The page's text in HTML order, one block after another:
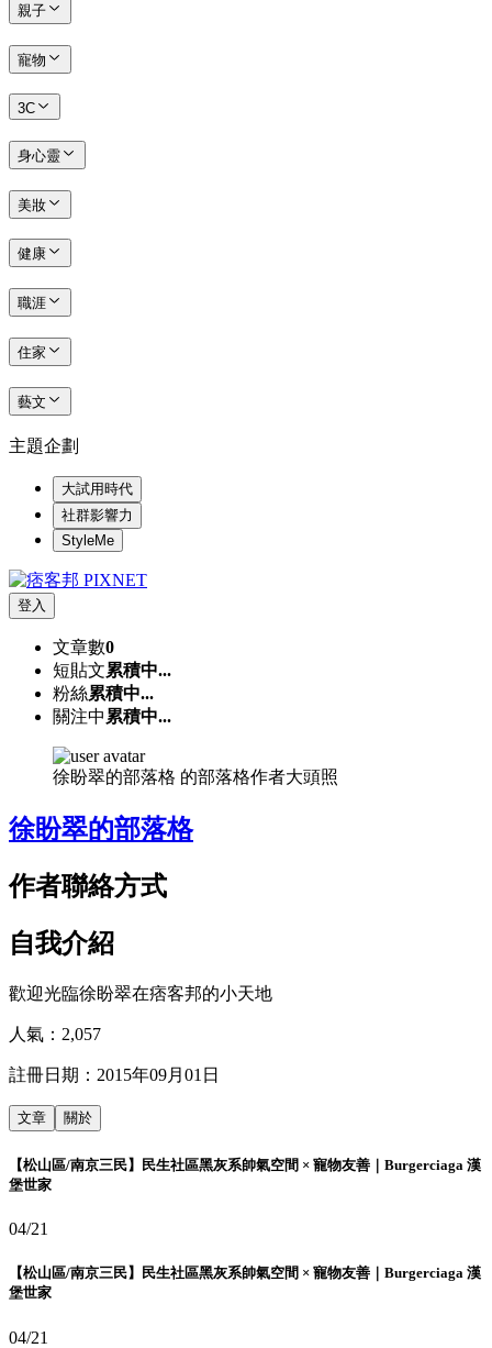
親子
寵物
3C
身心靈
美妝
健康
職涯
住家
藝文
主題企劃
大試用時代
社群影響力
StyleMe
登入
文章數0
短貼文累積中...
粉絲累積中...
關注中 累積中...
徐盼翠的部落格 的部落格作者大頭照
徐盼翠的部落格
作者聯絡方式
自我介紹
歡迎光臨徐盼翠在痞客邦的小天地
人氣： 2,057
註冊日期： 2015年09月01日
文章 關於
【松山區/南京三民】民生社區黑灰系帥氣空間 × 寵物友善｜Burgerciaga 漢
堡世家
04/21
【松山區/南京三民】民生社區黑灰系帥氣空間 × 寵物友善｜Burgerciaga 漢
堡世家
04/21